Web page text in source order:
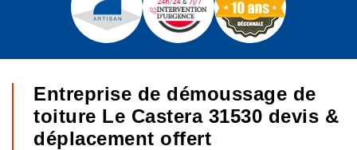
Entreprise de démoussage de
toiture Le Castera 31530 devis &
déplacement offert